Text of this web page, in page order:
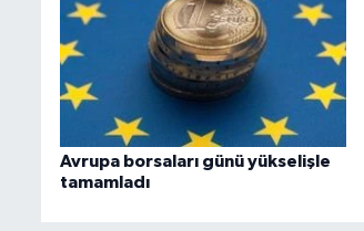
Avrupa borsaları günü yükselişle
tamamladı